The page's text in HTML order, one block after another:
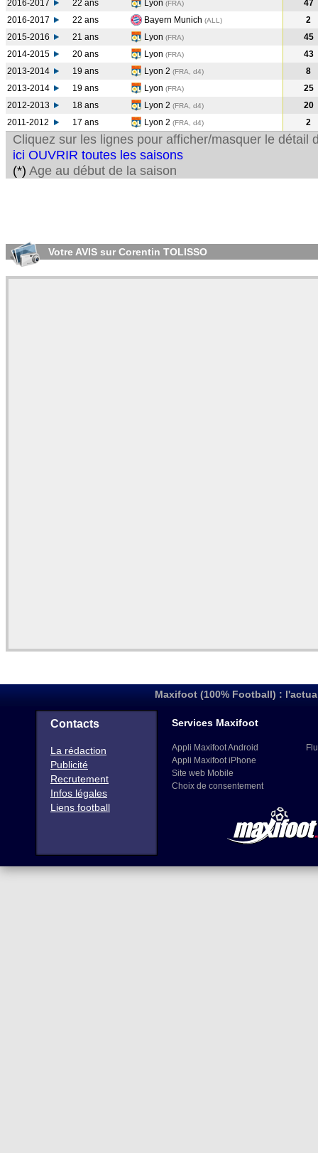
2016-2017 22 ans Lyon (FRA)
47
2016-2017
22 ans Bayern Munich (ALL )
2
2015-2016
21 ans Lyon (FRA)
45
2014-2015
20 ans Lyon (FRA)
43
2013-2014
19 ans Lyon 2 (FRA, d4)
8
2013-2014
19 ans Lyon (FRA)
25
2012-2013
18 ans Lyon 2 (FRA, d4)
20
2011-2012
17 ans Lyon 2 (FRA, d4) 2
Cliquez sur les lignes pour afficher/masquer le détail
ici OUVRIR toutes les saisons
(*) Age au début de la saison
Votre AVIS sur Corentin TOLISSO
Maxifoot (100% Football) :
Contacts
La rédaction
Publicité
Recrutement
Infos légales
Liens football
Services Maxifoot
Appli Maxifoot Android
Appli Maxifoot iPhone
Site web Mobile
Choix de consentement